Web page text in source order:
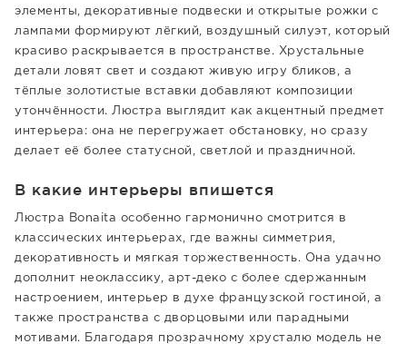
элементы, декоративные подвески и открытые рожки с
лампами формируют лёгкий, воздушный силуэт, который
красиво раскрывается в пространстве. Хрустальные
детали ловят свет и создают живую игру бликов, а
тёплые золотистые вставки добавляют композиции
утончённости. Люстра выглядит как акцентный предмет
интерьера: она не перегружает обстановку, но сразу
делает её более статусной, светлой и праздничной.
В какие интерьеры впишется
Люстра Bonaita особенно гармонично смотрится в
классических интерьерах, где важны симметрия,
декоративность и мягкая торжественность. Она удачно
дополнит неоклассику, арт-деко с более сдержанным
настроением, интерьер в духе французской гостиной, а
также пространства с дворцовыми или парадными
мотивами. Благодаря прозрачному хрусталю модель не